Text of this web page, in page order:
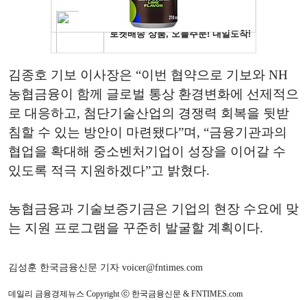
김종호 기보 이사장은 “이번 협약으로 기보와 NH
농협금융이 함께 글로벌 통상 환경변화에 선제적으
로 대응하고, 첨단기술산업의 경쟁력 회복을 뒷받
침할 수 있는 방안이 마련됐다”며, “금융기관과의
협업을 확대해 중소벤처기업이 성장을 이어갈 수
있도록 적극 지원하겠다”고 밝혔다.
농협금융과 기술보증기금은 기업의 현장 수요에 맞
는 지원 프로그램을 꾸준히 발굴할 계획이다.
김성훈 한국금융신문 기자 voicer@fntimes.com
데일리 금융경제뉴스 Copyright ⓒ 한국금융신문 & FNTIMES.com